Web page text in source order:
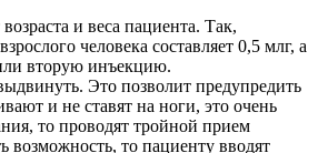
и веса пациента. Так,
человека составляет 0,5 млг, а
вторую инъекцию.
Это позволит предупредить
и не ставят на ноги, это очень
то проводят тройной прием
то пациенту вводят